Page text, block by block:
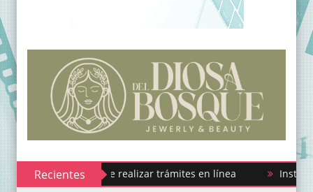
Recientes
Civil permite realizar trámites en línea Instalan Consejo